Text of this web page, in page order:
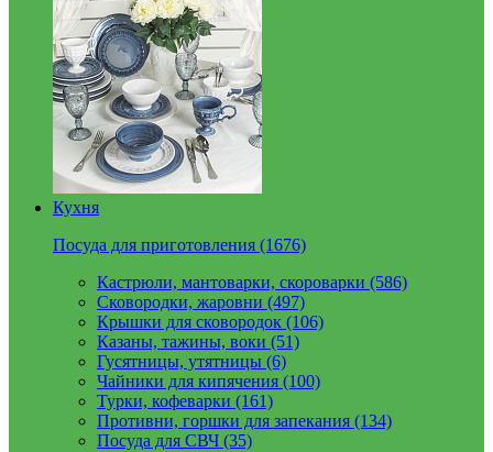
Кухня
Посуда для приготовления (1676)
Кастрюли, мантоварки, скороварки (586)
Сковородки, жаровни (497)
Крышки для сковородок (106)
Казаны, тажины, воки (51)
Гусятницы, утятницы (6)
Чайники для кипячения (100)
Турки, кофеварки (161)
Противни, горшки для запекания (134)
Посуда для СВЧ (35)